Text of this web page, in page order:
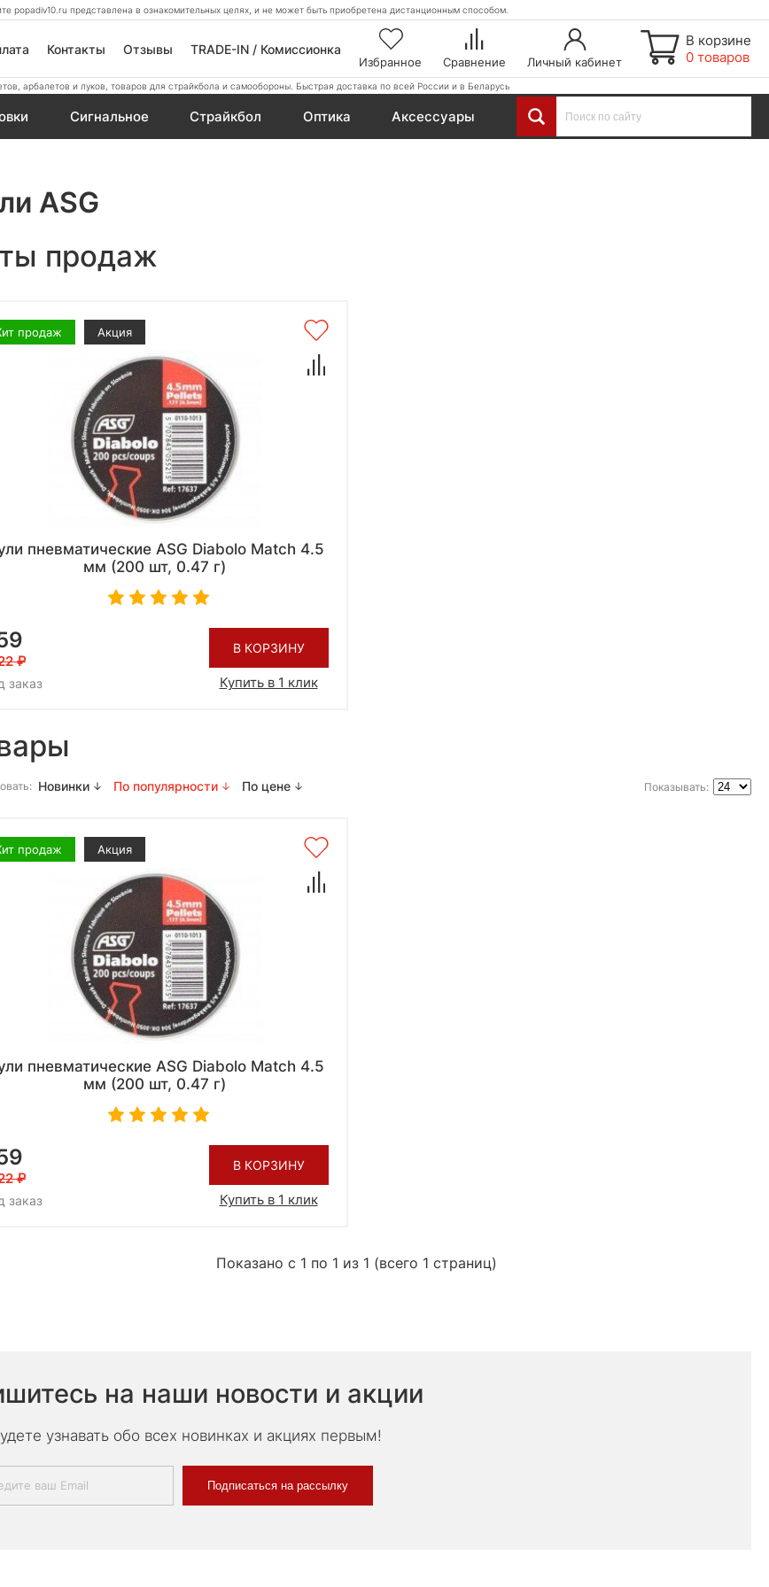
popadiv10.ru представлена в ознакомительных целях, и не может быть приобретена дистанционным способом.
Контакты Отзывы TRADE-IN / Комиссионка
Избранное Сравнение Личный кабинет
В корзине
0 товаров
арбалетов и луков, товаров для страйкбола и самообороны. Быстрая доставка по всей России и в Беларусь
Сигнальное Страйкбол Оптика Аксессуары
ASG
продаж
продаж Акция
пневматические ASG Diabolo Match 4.5
мм (200 шт, 0.47 г)
заказ
В КОРЗИНУ
Купить в 1 клик
Новинки По популярности По цене Показывать:
продаж Акция
пневматические ASG Diabolo Match 4.5
мм (200 шт, 0.47 г)
заказ
В КОРЗИНУ
Купить в 1 клик
Показано с 1 по 1 из 1 (всего 1 страниц)
на наши новости и акции
узнавать обо всех новинках и акциях первым!
Подписаться на рассылку